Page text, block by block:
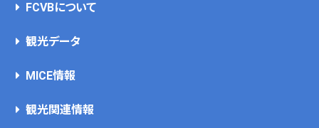
FCVBについて
観光データ
MICE情報
観光関連情報